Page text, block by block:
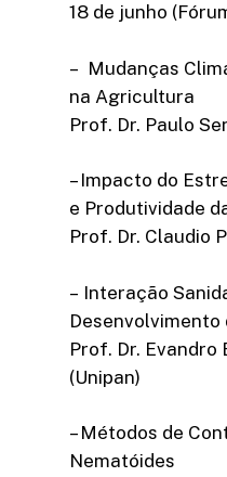
18 de junho
– Mudanças
na Agricultura
Prof. Dr. Paulo
– Impacto do
e Produtividade
Prof. Dr. Claudio
– Interação
Desenvolvimento
Prof. Dr. Evandro
(Unipan)
– Métodos de
Nematóides